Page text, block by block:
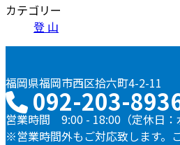
カテゴリー
登 山
福岡県福岡市西区拾六町4-2-11
092-203-
営業時間 9:00 - 18:00（定休日：
※営業時間外もご対応致します。